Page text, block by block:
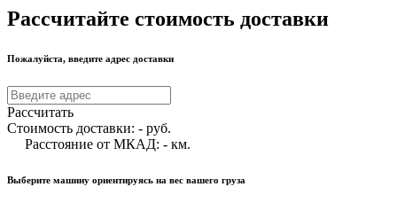
Рассчитайте стоимость доставки
Пожалуйста, введите адрес доставки
Рассчитать
Стоимость доставки: - руб.
Расстояние от МКАД: - км.
Выберите машину ориентируясь на вес вашего груза